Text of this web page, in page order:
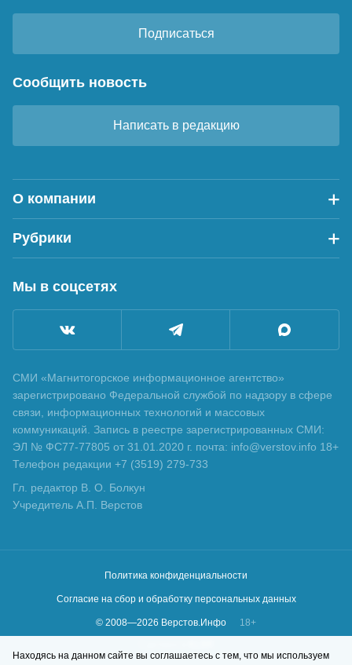
Подписаться
Сообщить новость
Написать в редакцию
О компании
Рубрики
Мы в соцсетях
СМИ «Магнитогорское информационное агентство»
зарегистрировано Федеральной службой по надзору в сфере
связи, информационных технологий и массовых
коммуникаций. Запись в реестре зарегистрированных СМИ:
ЭЛ № ФС77-77805 от 31.01.2020 г. почта: info@verstov.info 18+
Телефон редакции +7 (3519) 279-733
Гл. редактор В. О. Болкун
Учредитель А.П. Верстов
Политика конфиденциальности
Согласие на сбор и обработку персональных данных
© 2008—2026 Верстов.Инфо
18+
Находясь на данном сайте вы соглашаетесь с тем, что мы используем